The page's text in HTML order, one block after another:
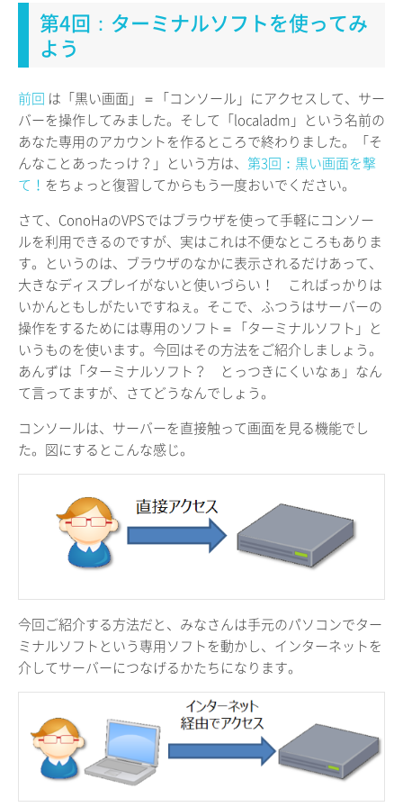
第4回：ターミナルソフトを使ってみ
よう
前回 は「黒い画面」＝「コンソール」にアクセスして、サー
バーを操作してみました。そして「localadm」という名前の
あなた専用のアカウントを作るところで終わりました。「そ
んなことあったっけ？」という方は、 第3回：黒い画面を撃
て！ をちょっと復習してからもう一度おいでください。
さて、ConoHaのVPSではブラウザを使って手軽にコンソー
ルを利用できるのですが、実はこれは不便なところもありま
す。というのは、ブラウザのなかに表示されるだけあって、
大きなディスプレイがないと使いづらい！ こればっかりは
いかんともしがたいですねぇ。そこで、ふつうはサーバーの
操作をするためには専用のソフト＝「ターミナルソフト」と
いうものを使います。今回はその方法をご紹介しましょう。
あんずは「ターミナルソフト？ とっつきにくいなぁ」なん
て言ってますが、さてどうなんでしょう。
コンソールは、サーバーを直接触って画面を見る機能でし
た。図にするとこんな感じ。
今回ご紹介する方法だと、みなさんは手元のパソコンでター
ミナルソフトという専用ソフトを動かし、インターネットを
介してサーバーにつなげるかたちになります。